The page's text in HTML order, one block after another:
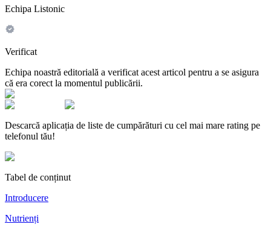
Echipa Listonic
Verificat
Echipa noastră editorială a verificat acest articol pentru a se asigura
că era corect la momentul publicării.
Descarcă aplicația de liste de cumpărături cu cel mai mare rating pe
telefonul tău!
Tabel de conținut
Introducere
Nutrienți